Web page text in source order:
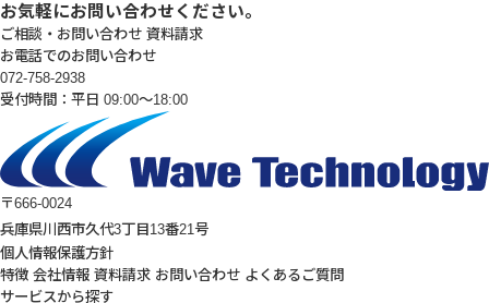
お気軽にお問い合わせください。
ご相談・お問い合わせ 資料請求
お電話でのお問い合わせ
072-758-2938
受付時間：平日 09:00～18:00
〒666-0024
兵庫県川西市久代3丁目13番21号
個人情報保護方針
特徴 会社情報 資料請求 お問い合わせ よくあるご質問
サービスから探す